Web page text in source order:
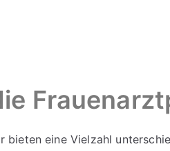
bieten eine Vielzahl